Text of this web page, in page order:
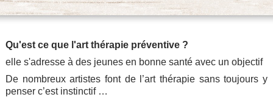
Qu'est ce que l'art thérapie préventive ?
elle s'adresse à des jeunes en bonne santé avec un objectif
De nombreux artistes font de l’art thérapie sans toujours y
penser c’est instinctif …